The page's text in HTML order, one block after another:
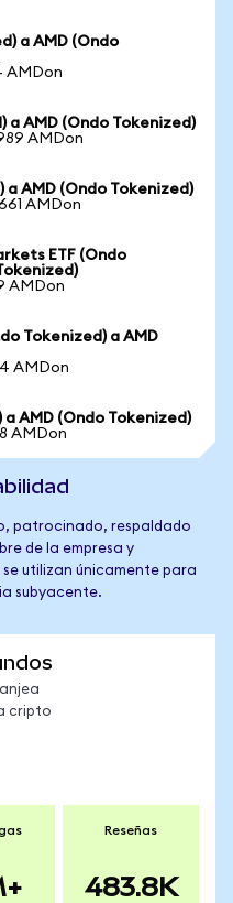
a AMD (Ondo
AMDon
a AMD (Ondo Tokenized)
AMDon
a AMD (Ondo Tokenized)
AMDon
ETF (Ondo
AMDon
Tokenized) a AMD
AMDon
AMD (Ondo Tokenized)
AMDon
patrocinado, respaldado
de la empresa y
utilizan únicamente para
subyacente.
cripto
Reseñas
483.8K